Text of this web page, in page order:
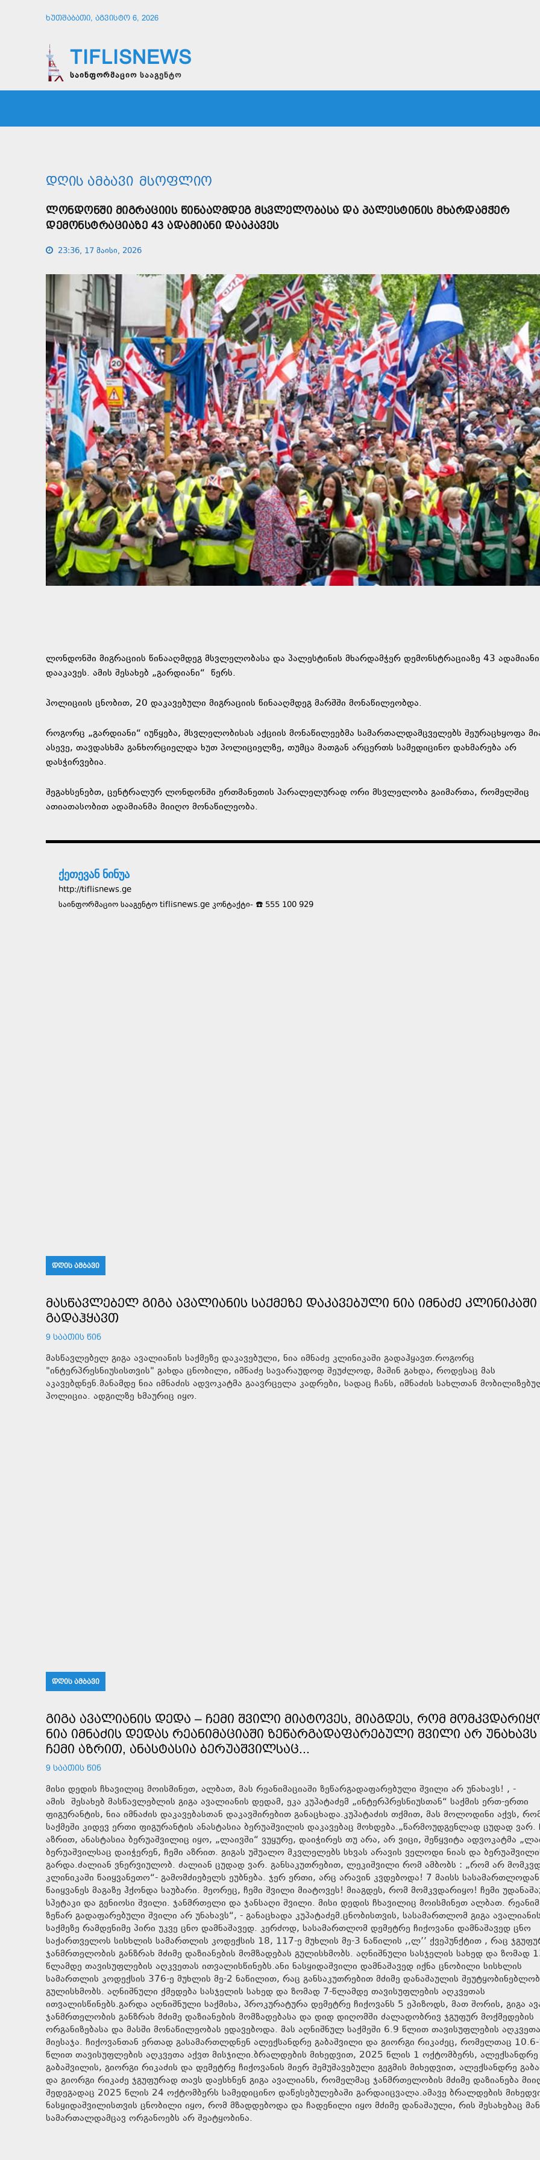
ᲮᲣᲗᲨᲐᲑᲐᲗᲘ, ᲐᲒᲕᲘᲡᲢᲝ 6, 2026
TIFLISNEWS
საინფორმაციო სააგენტო
ᲓᲦᲘᲡ ᲐᲛᲑᲐᲕᲘ ᲛᲡᲝᲤᲚᲘᲝ
ᲚᲝᲜᲓᲝᲜᲨᲘ ᲛᲘᲒᲠᲐᲪᲘᲘᲡ ᲬᲘᲜᲐᲐᲦᲛᲓᲔᲒ ᲛᲡᲕᲚᲔᲚᲝᲑᲐᲡᲐ ᲓᲐ ᲞᲐᲚᲔᲡᲢᲘᲜᲘᲡ ᲛᲮᲐᲠᲓᲐᲛᲭᲔᲠ
ᲓᲔᲛᲝᲜᲡᲢᲠᲐᲪᲘᲐᲖᲔ 43 ᲐᲓᲐᲛᲘᲐᲜᲘ ᲓᲐᲐᲙᲐᲕᲔᲡ
23:36, 17 მაისი, 2026
ლონდონში მიგრაციის წინააღმდეგ მსვლელობასა და პალესტინის მხარდამჭერ დემონსტრაციაზე 43 ადამიანი
დააკავეს. ამის შესახებ „გარდიანი“ წერს.
პოლიციის ცნობით, 20 დაკავებული მიგრაციის წინააღმდეგ მარშში მონაწილეობდა.
როგორც „გარდიანი“ იუწყება, მსვლელობისას აქციის მონაწილეებმა სამართალდამცველებს შეურაცხყოფა
ასევე, თავდასხმა განხორციელდა ხუთ პოლიციელზე, თუმცა მათგან არცერთს სამედიცინო დახმარება არ
დასჭირვებია.
შეგახსენებთ, ცენტრალურ ლონდონში ერთმანეთის პარალელურად ორი მსვლელობა გაიმართა, რომელშიც
ათიათასობით ადამიანმა მიიღო მონაწილეობა.
ქეთევან ნინუა
http://tiflisnews.ge
საინფორმაციო სააგენტო tiflisnews.ge კონტაქტი- ☎️ 555 100 929
ᲓᲦᲘᲡ ᲐᲛᲑᲐᲕᲘ
ᲛᲐᲡᲬᲐᲕᲚᲔᲑᲔᲚ ᲒᲘᲒᲐ ᲐᲕᲐᲚᲘᲐᲜᲘᲡ ᲡᲐᲥᲛᲔᲖᲔ ᲓᲐᲙᲐᲕᲔᲑᲣᲚᲘ ᲜᲘᲐ ᲘᲛᲜᲐᲫᲔ ᲙᲚᲘᲜᲘᲙᲐᲨᲘ
ᲒᲐᲓᲐᲰᲧᲐᲕᲗ
9 ᲡᲐᲐᲗᲘᲡ ᲬᲘᲜ
მასწავლებელ გიგა ავალიანის საქმეზე დაკავებული, ნია იმნაძე კლინიკაში გადაჰყავთ.როგორც
"ინტერპრესნიუსისთვის" გახდა ცნობილი, იმნაძე სავარაუდოდ შეუძლოდ, მაშინ გახდა, როდესაც მას
აკავებდნენ.მანამდე ნია იმნაძის ადვოკატმა გაავრცელა კადრები, სადაც ჩანს, იმნაძის სახლთან
პოლიცია. ადგილზე ხმაურიც იყო.
ᲓᲦᲘᲡ ᲐᲛᲑᲐᲕᲘ
ᲒᲘᲒᲐ ᲐᲕᲐᲚᲘᲐᲜᲘᲡ ᲓᲔᲓᲐ – ᲩᲔᲛᲘ ᲨᲕᲘᲚᲘ ᲛᲘᲐᲢᲝᲕᲔᲡ, ᲛᲘᲐᲒᲓᲔᲡ, ᲠᲝᲛ
ᲜᲘᲐ ᲘᲛᲜᲐᲫᲘᲡ ᲓᲔᲓᲐᲡ ᲠᲔᲐᲜᲘᲛᲐᲪᲘᲐᲨᲘ ᲖᲔᲬᲐᲠᲒᲐᲓᲐᲤᲐᲠᲔᲑᲣᲚᲘ ᲨᲕᲘᲚᲘ ᲐᲠ ᲣᲜᲐᲮᲐᲕᲡ
ᲩᲔᲛᲘ ᲐᲖᲠᲘᲗ, ᲐᲜᲐᲡᲢᲐᲡᲘᲐ ᲑᲔᲠᲣᲐᲨᲕᲘᲚᲡᲐᲪ...
9 ᲡᲐᲐᲗᲘᲡ ᲬᲘᲜ
მისი დედის ჩხავილიც მოისმინეთ, ალბათ, მას რეანიმაციაში ზეწარგადაფარებული შვილი არ უნახავს! , -
ამის შესახებ მასწავლებლის გიგა ავალიანის დედამ, ეკა კუპატაძემ „ინტერპრესნიუსთან“ საქმის ერთ-ერთი
ფიგურანტის, ნია იმნაძის დაკავებასთან დაკავშირებით განაცხადა.კუპატაძის თქმით, მას მოლოდინი აქვს,
საქმეში კიდევ ერთი ფიგურანტის ანასტასია ბერუაშვილის დაკავებაც მოხდება.„წარმოუდგენლად ცუდად ვარ.
აზრით, ანასტასია ბერუაშვილიც იყო, „ლაივში“ ვუყურე, დაიჭირეს თუ არა, არ ვიცი, შეწყვიტა ადვოკატმა
ბერუაშვილსაც დაიჭერენ, ჩემი აზრით. გიგას უშუალო მკვლელებს სხვას არავის ველოდი ნიას და
გარდა.ძალიან ვნერვიულობ. ძალიან ცუდად ვარ. განსაკუთრებით, ლეკიშვილი რომ ამბობს : „რომ არ
კლინიკაში წაიყვანეთო“- გამომძიებელს ეუბნება. ჯერ ერთი, არც არავინ კვდებოდა! 7 მაისს
წაიყვანეს მაგაზე ჰქონდა საუბარი. მეორეც, ჩემი შვილი მიატოვეს! მიაგდეს, რომ მომკვდარიყო! ჩემი უდანაშაულო,
სპეტაკი და გენიოსი შვილი. ჯანმრთელი და ჯანსაღი შვილი. მისი დედის ჩხავილიც მოისმინეთ ალბათ. რეანიმაციაში
ზეწარ გადაფარებული შვილი არ უნახავს“, - განაცხადა კუპატაძემ.ცნობისთვის, სასამართლომ გიგა
საქმეზე რამდენიმე პირი უკვე ცნო დამნაშავედ. კერძოდ, სასამართლომ დემეტრე ჩიქოვანი დამნაშავედ ცნო
საქართველოს სისხლის სამართლის კოდექსის 18, 117-ე მუხლის მე-3 ნაწილის ,,ლ’’ ქვეპუნქტით , რაც
ჯანმრთელობის განზრახ მძიმე დაზიანების მომზადებას გულისხმობს. აღნიშნული სასჯელის სახედ და ზომად
წლამდე თავისუფლების აღკვეთას ითვალისწინებს.ანი ნასყიდაშვილი დამნაშავედ იქნა ცნობილი სისხლის
სამართლის კოდექსის 376-ე მუხლის მე-2 ნაწილით, რაც განსაკუთრებით მძიმე დანაშაულის
გულისხმობს. აღნიშნული ქმედება სასჯელის სახედ და ზომად 7-წლამდე თავისუფლების აღკვეთას
ითვალისწინებს.გარდა აღნიშნული საქმისა, პროკურატურა დემეტრე ჩიქოვანს 5 ეპიზოდს, მათ შორის, გიგა
ჯანმრთელობის განზრახ მძიმე დაზიანების მომზადებასა და დიდ დიღომში ძალადობრივ ჯგუფურ მოქმედების
ორგანიზებასა და მასში მონაწილეობას ედავებოდა. მას აღნიშნულ საქმეში 6.9 წლით თავისუფლების აღკვეთა
მიესაჯა. ჩიქოვანთან ერთად გასამართლდნენ ალექსანდრე გაბაშვილი და გიორგი რიკაძეც, რომელთაც
წლით თავისუფლების აღკვეთა აქვთ მისჯილი.ბრალდების მიხედვით, 2025 წლის 1 ოქტომბერს, ალექსანდრე
გაბაშვილის, გიორგი რიკაძის და დემეტრე ჩიქოვანის მიერ შემუშავებული გეგმის მიხედვით, ალექსანდრე
და გიორგი რიკაძე ჯგუფურად თავს დაესხნენ გიგა ავალიანს, რომელმაც ჯანმრთელობის მძიმე დაზიანება
შედეგადაც 2025 წლის 24 ოქტომბერს სამედიცინო დაწესებულებაში გარდაიცვალა.ამავე ბრალდების
ნასყიდაშვილისთვის ცნობილი იყო, რომ მზადდებოდა და ჩადენილი იყო მძიმე დანაშაული, რის შესახებაც მან
სამართალდამცავ ორგანოებს არ შეატყობინა.